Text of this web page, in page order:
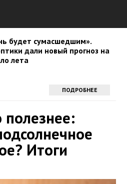
будет сумасшедшим».
дали новый прогноз на
лета
ПОДРОБНЕЕ
Итоги